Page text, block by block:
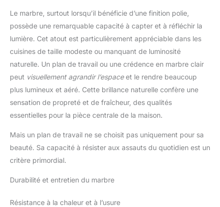
Le marbre, surtout lorsqu’il bénéficie d’une finition polie,
possède une remarquable capacité à capter et à réfléchir la
lumière. Cet atout est particulièrement appréciable dans les
cuisines de taille modeste ou manquant de luminosité
naturelle. Un plan de travail ou une crédence en marbre clair
peut visuellement agrandir l’espaceet le rendre beaucoup
plus lumineux et aéré. Cette brillance naturelle confère une
sensation de propreté et de fraîcheur, des qualités
essentielles pour la pièce centrale de la maison.
Mais un plan de travail ne se choisit pas uniquement pour sa
beauté. Sa capacité à résister aux assauts du quotidien est un
critère primordial.
Durabilité et entretien du marbre
Résistance à la chaleur et à l’usure